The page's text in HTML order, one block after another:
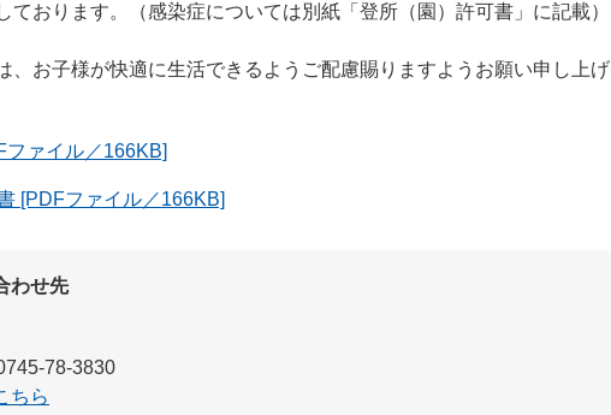
ております。（感染症については別紙「登所（園）許可書」に記載）
、お子様が快適に生活できるようご配慮賜りますようお願い申し上げ
ファイル／166KB]
[PDFファイル／166KB]
わせ先
78-3830
ちら